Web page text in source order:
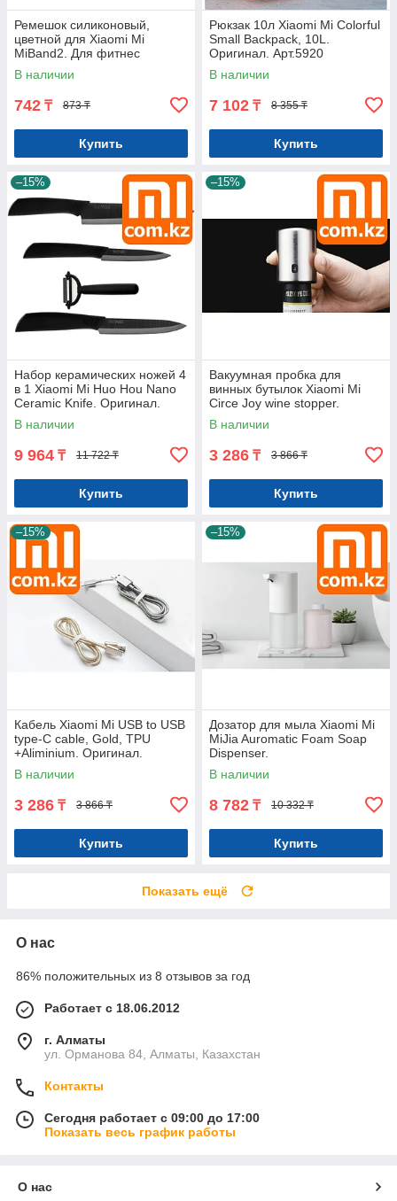
Ремешок силиконовый,
цветной для Xiaomi Mi
MiBand2. Для фитнес
браслета. Арт.5485
В наличии
742 ₸ 873 ₸
Купить
Рюкзак 10л Xiaomi Mi Colorful
Small Backpack, 10L.
Оригинал. Арт.5920
В наличии
7 102 ₸ 8 355 ₸
Купить
–15%
Набор керамических ножей 4
в 1 Xiaomi Mi Huo Hou Nano
Ceramic Knife. Оригинал.
Арт.5923
В наличии
9 964 ₸ 11 722 ₸
Купить
–15%
Вакуумная пробка для
винных бутылок Xiaomi Mi
Circe Joy wine stopper.
Оригинал. Арт.5959
В наличии
3 286 ₸ 3 866 ₸
Купить
–15%
Кабель Xiaomi Mi USB to USB
type-C cable, Gold, TPU
+Aliminium. Оригинал.
Арт.5531
В наличии
3 286 ₸ 3 866 ₸
Купить
–15%
Дозатор для мыла Xiaomi Mi
MiJia Auromatic Foam Soap
Dispenser.
Мыльница.Оригинал.
Арт.6177
В наличии
8 782 ₸ 10 332 ₸
Купить
Показать ещё
О нас
86% положительных из 8 отзывов за год
Работает с 18.06.2012
г. Алматы
ул. Орманова 84, Алматы, Казахстан
Контакты
Сегодня работает с 09:00 до 17:00
Показать весь график работы
О нас